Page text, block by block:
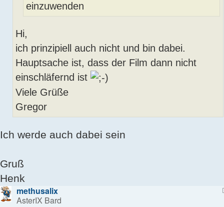
einzuwenden
Hi,
ich prinzipiell auch nicht und bin dabei.
Hauptsache ist, dass der Film dann nicht
einschläfernd ist
Viele Grüße
Gregor
Ich werde auch dabei sein
Gruß
Henk
methusalix
AsterIX Bard